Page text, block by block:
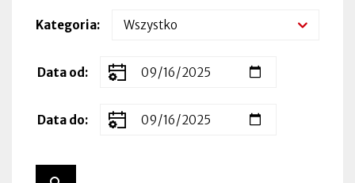
Kategoria
Zakres
dat
Data od
Data do